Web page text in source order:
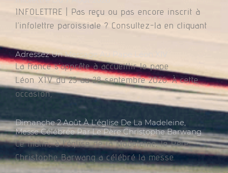
INFOLETTRE | Pas reçu ou pas encore inscrit à
l’infolettre paroissiale ? Consultez-la en cliquant
Adressez Un Message Au Pape Léon XIV
La France s’apprête à accueillir le pape
Léon XIV du 25 au 28 septembre 2026. À cette
occasion,
Dimanche 2 Août À L’église De La Madeleine,
Messe Célébrée Par Le Père Christophe Barwang
Ce matin, à l’église de la Madeleine, le Père
Christophe Barwang a célébré la messe.